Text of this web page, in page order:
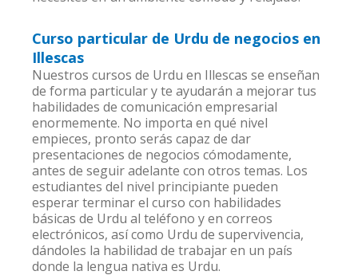
Curso particular de Urdu de negocios en
Illescas
Nuestros cursos de Urdu en Illescas se enseñan
de forma particular y te ayudarán a mejorar tus
habilidades de comunicación empresarial
enormemente. No importa en qué nivel
empieces, pronto serás capaz de dar
presentaciones de negocios cómodamente,
antes de seguir adelante con otros temas. Los
estudiantes del nivel principiante pueden
esperar terminar el curso con habilidades
básicas de Urdu al teléfono y en correos
electrónicos, así como Urdu de supervivencia,
dándoles la habilidad de trabajar en un país
donde la lengua nativa es Urdu.